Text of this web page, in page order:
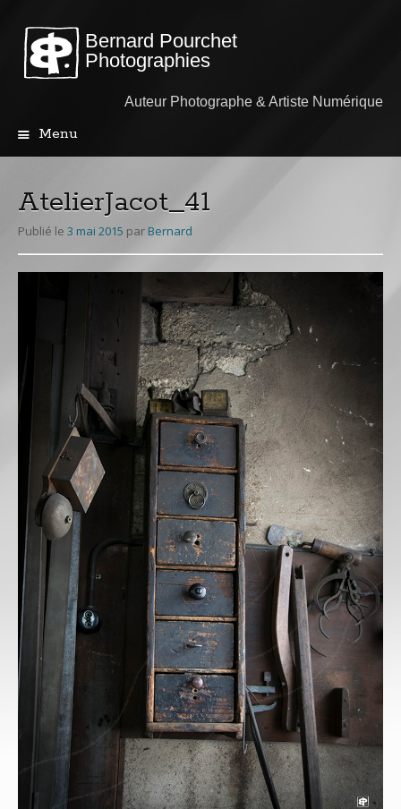
Bernard Pourchet
Photographies
Auteur Photographe & Artiste Numérique
Menu
principal
AtelierJacot_41
Publié le 3 mai 2015 par Bernard